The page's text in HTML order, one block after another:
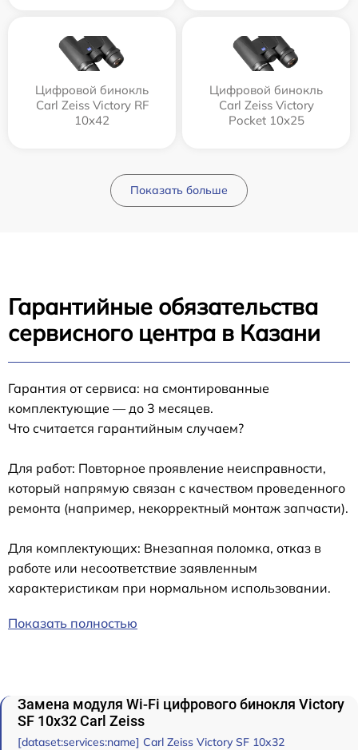
Цифровой бинокль
Carl Zeiss Victory RF
10x42
Цифровой бинокль
Carl Zeiss Victory
Pocket 10x25
Показать больше
Гарантийные обязательства
сервисного центра в Казани
Гарантия от сервиса: на смонтированные
комплектующие — до 3 месяцев.
Что считается гарантийным случаем?
Для работ: Повторное проявление неисправности,
который напрямую связан с качеством проведенного
ремонта (например, некорректный монтаж запчасти).
Для комплектующих: Внезапная поломка, отказ в
работе или несоответствие заявленным
характеристикам при нормальном использовании.
Показать полностью
Замена модуля Wi-Fi цифрового бинокля Victory
SF 10x32 Carl Zeiss
[dataset:services:name] Carl Zeiss Victory SF 10x32